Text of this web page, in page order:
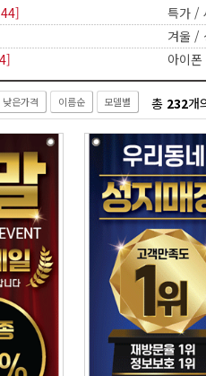
특가 /
겨울 /
아이
낮은가격 이름순 모델별 총 232개